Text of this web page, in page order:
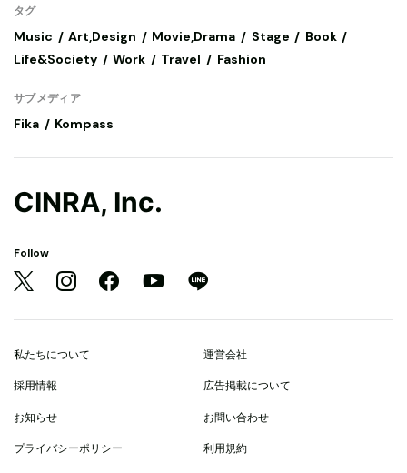
タグ
Music Art,Design Movie,Drama Stage
Book
Life&Society
Work Travel Fashion
サブメディア
Fika Kompass
CINRA, Inc.
Follow
私たちについて 運営会社
採用情報 広告掲載について
お知らせ お問い合わせ
プライバシーポリシー 利用規約